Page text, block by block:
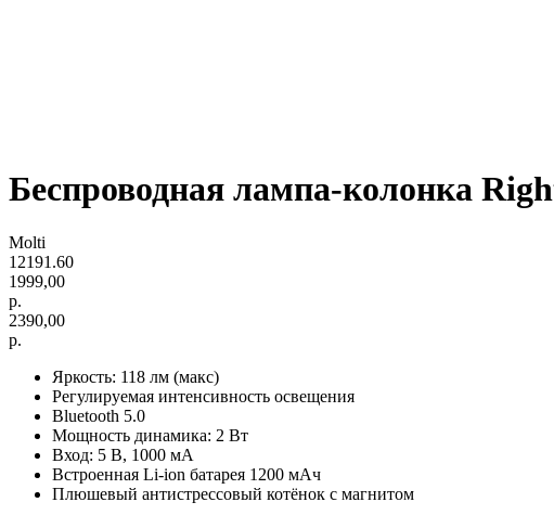
Беспроводная лампа-колонка
Molti
12191.60
1999,00
р.
2390,00
р.
Яркость: 118 лм (макс)
Регулируемая интенсивность освещения
Bluetooth 5.0
Мощность динамика: 2 Вт
Вход: 5 В, 1000 мА
Встроенная Li-ion батарея 1200 мАч
Плюшевый антистрессовый котёнок с магнитом